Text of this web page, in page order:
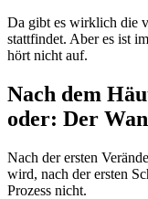
Da gibt es wirklich die
stattfindet. Aber es ist
hört nicht auf.
Nach dem
oder: Der
Nach der ersten
wird, nach der ersten
Prozess nicht.